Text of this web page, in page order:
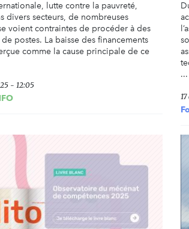
lutte contre la pauvreté,
divers secteurs, de nombreuses
voient contraintes de procéder à des
postes. La baisse des financements
comme la cause principale de ce
- 12:05
...